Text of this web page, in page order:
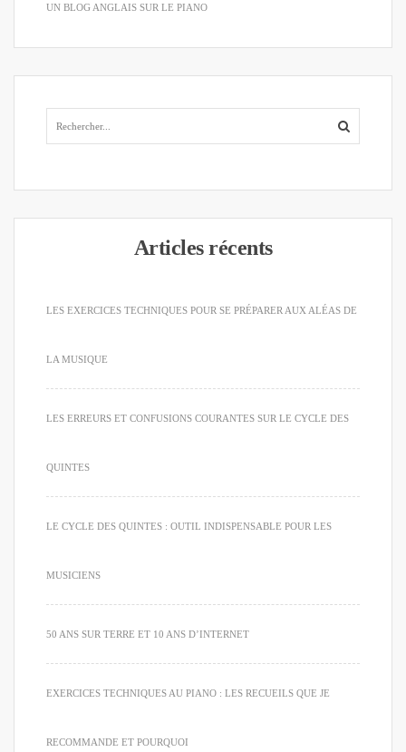
UN BLOG ANGLAIS SUR LE PIANO
Articles récents
LES EXERCICES TECHNIQUES POUR SE PRÉPARER AUX ALÉAS DE
LA MUSIQUE
LES ERREURS ET CONFUSIONS COURANTES SUR LE CYCLE DES
QUINTES
LE CYCLE DES QUINTES : OUTIL INDISPENSABLE POUR LES
MUSICIENS
50 ANS SUR TERRE ET 10 ANS D’INTERNET
EXERCICES TECHNIQUES AU PIANO : LES RECUEILS QUE JE
RECOMMANDE ET POURQUOI